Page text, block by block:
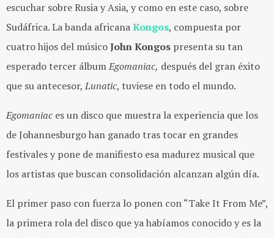
escuchar sobre Rusia y Asia, y como en este caso, sobre
Sudáfrica. La banda africanaKongos, compuesta por
cuatro hijos del músicoJohn Kongos presenta su tan
esperado tercer álbumEgomaniac, después del gran éxito
que su antecesor, Lunatic, tuviese en todo el mundo.
Egomaniac es un disco que muestra la experiencia que los
de Johannesburgo han ganado tras tocar en grandes
festivales y pone de manifiesto esa madurez musical que
los artistas que buscan consolidación alcanzan algún día.
El primer paso con fuerza lo ponen con “Take It From Me”,
la primera rola del disco que ya habíamos conocido y es la